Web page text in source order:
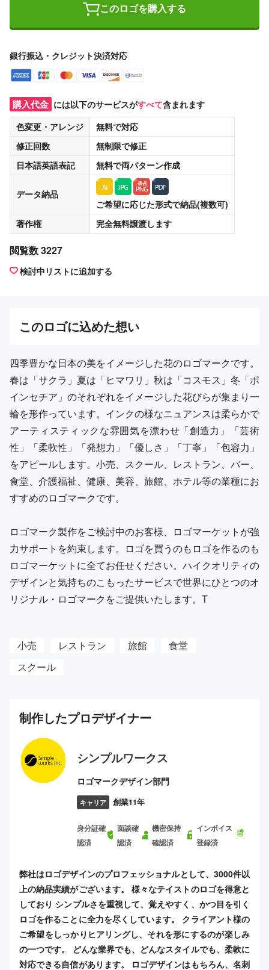
このロゴを購入する
銀行振込・クレジット決済対応
購入代金 には以下のサービスがすべて含まれます
色変更・アレンジ
無料で対応
修正回数
無制限で修正
日本語英語表記
無料で両パターン作成
データ納品
ご希望に応じた形式で納品(複数可)
著作権
完全無料譲渡します
閲覧数 3227
検討中リストに追加する
このロゴに込めた想い
四季豊かな日本の美をイメージした花のロゴマークです。
春は「サクラ」夏は「ヒマワリ」秋は「コスモス」冬「ポ
インセチア」のそれぞれをイメージした花びらが集まり一
輪を形作っています。インクの様なニュアンスは柔らかで
アーティスティックな雰囲気を漂わせ「創造力」「芸術
性」「柔軟性」「発想力」「優しさ」「丁寧」「包容力」
をアピールします。小売、スクール、レストラン、バー、
食堂、介護福祉、健康、美容、旅館、ホテル等の業種にお
すすめのロゴマークです。
ロゴマーク製作をご検討中のお客様、ロゴマーケットが強
力サポートを約束します。ロゴを買うのもロゴを作るのも
ロゴマーケットに全てお任せください。ハイクオリティの
デザインと気持ちのこもったサービスで世界にひとつのオ
リジナル・ロゴマークをご提供いたします。T
小売 レストラン 旅館
食堂
スクール
制作したプロデザイナー
シンプルワークス
ロゴマークデザイン部門
キャリア 創業11年
身分証確
認済
面談確
認済
機密保持
確認済
インボイス
登録済
弊社はロゴデザインのプロフェッショナルとして、3000件以
上の納品実績がございます。 様々なテイストのロゴを得意と
しており シンプルさを重視して、覚えやすく、かつ目を引く
ロゴを作ることに全力を尽くしています。 クライアント様の
ご希望をしっかりヒアリングし、それを形にするのが楽しみ
の一つです。 どんな業界でも、どんなスタイルでも、柔軟に
対応できる自信があります。 ロゴデザインはもちろん、名刺